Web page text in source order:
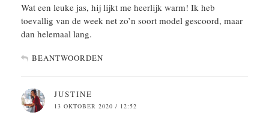
Wat een leuke jas, hij lijkt me heerlijk warm! Ik heb
toevallig van de week net zo’n soort model gescoord, maar
dan helemaal lang.
BEANTWOORDEN
JUSTINE
13 OKTOBER 2020 / 12:52